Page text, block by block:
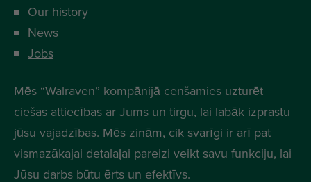
Our history
News
Jobs
Mēs “Walraven” kompānijā cenšamies uzturēt
ciešas attiecības ar Jums un tirgu, lai labāk izprastu
jūsu vajadzības. Mēs zinām, cik svarīgi ir arī pat
vismazākajai detalaļai pareizi veikt savu funkciju, lai
Jūsu darbs būtu ērts un efektīvs.